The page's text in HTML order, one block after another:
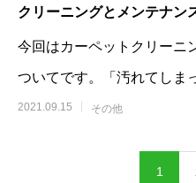
クリーニングとメンテナン
今回はカーペットクリーニ
ついてです。「汚れてしま
しい
2021.09.15 その他
1